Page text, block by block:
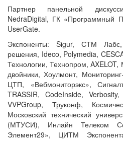
Партнер панельной
NedraDigital, ГК «Программный
UserGate.
Экспоненты: Sigur, СТМ
решения, Ideco, Polymedia,
Технологии, Технопром,
двойники, Хоулмонт,
ЦТП, «Вебмониторэкс»,
TRASSIR, CodeInside,
VVPGroup, Труконф,
Московский технический
(МТУСИ), Инлайн Телеком
Элемент29», ЦИТМ